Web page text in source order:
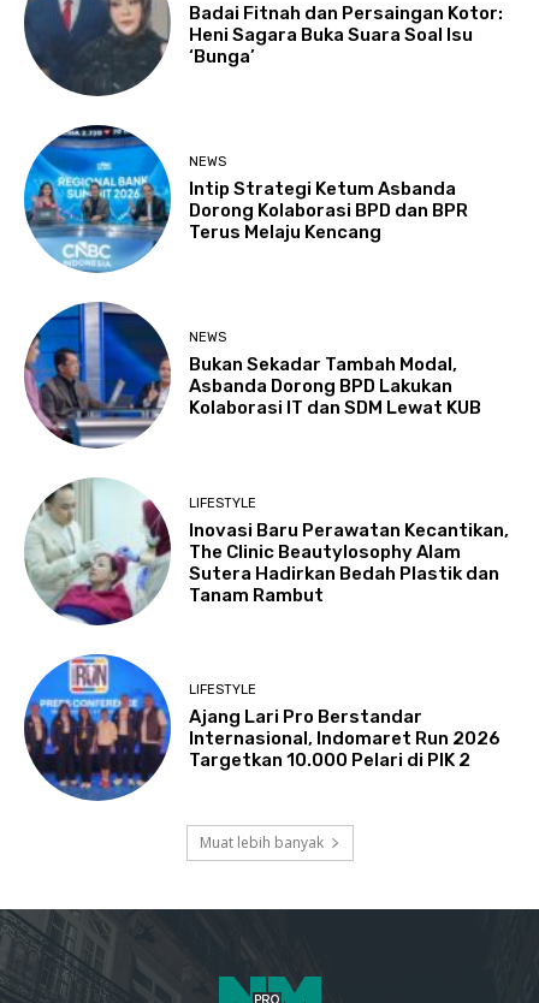
Badai Fitnah dan Persaingan Kotor:
Heni Sagara Buka Suara Soal Isu
‘Bunga’
NEWS
Intip Strategi Ketum Asbanda
Dorong Kolaborasi BPD dan BPR
Terus Melaju Kencang
NEWS
Bukan Sekadar Tambah Modal,
Asbanda Dorong BPD Lakukan
Kolaborasi IT dan SDM Lewat KUB
LIFESTYLE
Inovasi Baru Perawatan Kecantikan,
The Clinic Beautylosophy Alam
Sutera Hadirkan Bedah Plastik dan
Tanam Rambut
LIFESTYLE
Ajang Lari Pro Berstandar
Internasional, Indomaret Run 2026
Targetkan 10.000 Pelari di PIK 2
Muat lebih banyak